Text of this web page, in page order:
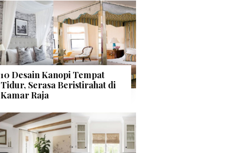
10 Desain Kanopi Tempat
Tidur, Serasa Beristirahat di
Kamar Raja